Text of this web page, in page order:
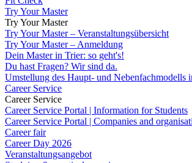
Try Your Master
Try Your Master
Try Your Master – Veranstaltungsübersicht
Try Your Master – Anmeldung
Dein Master in Trier: so geht's!
Du hast Fragen? Wir sind da.
Umstellung des Haupt- und Nebenfachmodells
Career Service
Career Service
Career Service Portal | Information for Students
Career Service Portal | Companies and
Career fair
Career Day 2026
Veranstaltungsangebot